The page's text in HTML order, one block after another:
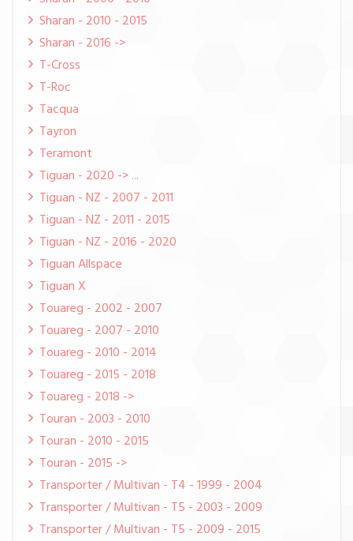
Sharan - 2010 - 2015
Sharan - 2016 ->
T-Cross
T-Roc
Tacqua
Tayron
Teramont
Tiguan - 2020 -> ...
Tiguan - NZ - 2007 - 2011
Tiguan - NZ - 2011 - 2015
Tiguan - NZ - 2016 - 2020
Tiguan Allspace
Tiguan X
Touareg - 2002 - 2007
Touareg - 2007 - 2010
Touareg - 2010 - 2014
Touareg - 2015 - 2018
Touareg - 2018 ->
Touran - 2003 - 2010
Touran - 2010 - 2015
Touran - 2015 ->
Transporter / Multivan - T4 - 1999 - 2004
Transporter / Multivan - T5 - 2003 - 2009
Transporter / Multivan - T5 - 2009 - 2015